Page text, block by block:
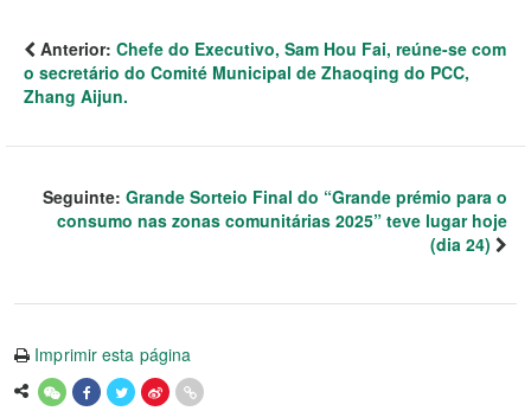
Anterior: Chefe do Executivo, Sam Hou Fai, reúne-se com
o secretário do Comité Municipal de Zhaoqing do PCC,
Zhang Aijun.
Seguinte: Grande Sorteio Final do “Grande prémio para o
consumo nas zonas comunitárias 2025” teve lugar hoje
(dia 24)
Imprimir esta página